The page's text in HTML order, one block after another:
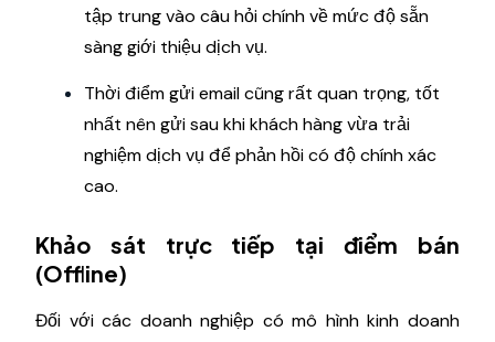
tập trung vào câu hỏi chính về mức độ sẵn
sàng giới thiệu dịch vụ.
Thời điểm gửi email cũng rất quan trọng, tốt
nhất nên gửi sau khi khách hàng vừa trải
nghiệm dịch vụ để phản hồi có độ chính xác
cao.
Khảo sát trực tiếp tại điểm bán
(Offline)
Đối với các doanh nghiệp có mô hình kinh doanh